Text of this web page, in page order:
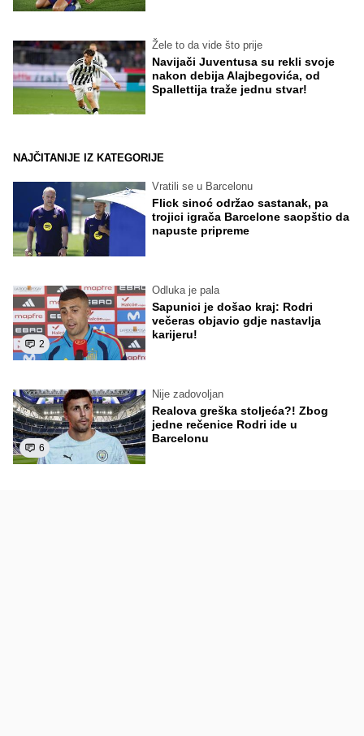
Žele to da vide što prije
Navijači Juventusa su rekli svoje
nakon debija Alajbegovića, od
Spallettija traže jednu stvar!
NAJČITANIJE IZ KATEGORIJE
Vratili se u Barcelonu
Flick sinoć održao sastanak, pa
trojici igrača Barcelone saopštio da
napuste pripreme
2
Odluka je pala
Sapunici je došao kraj: Rodri
večeras objavio gdje nastavlja
karijeru!
6
Nije zadovoljan
Realova greška stoljeća?! Zbog
jedne rečenice Rodri ide u
Barcelonu